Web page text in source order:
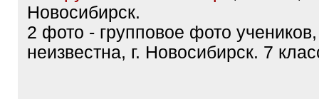
18.01.2024, 1:30
Фотографии из архива семьи